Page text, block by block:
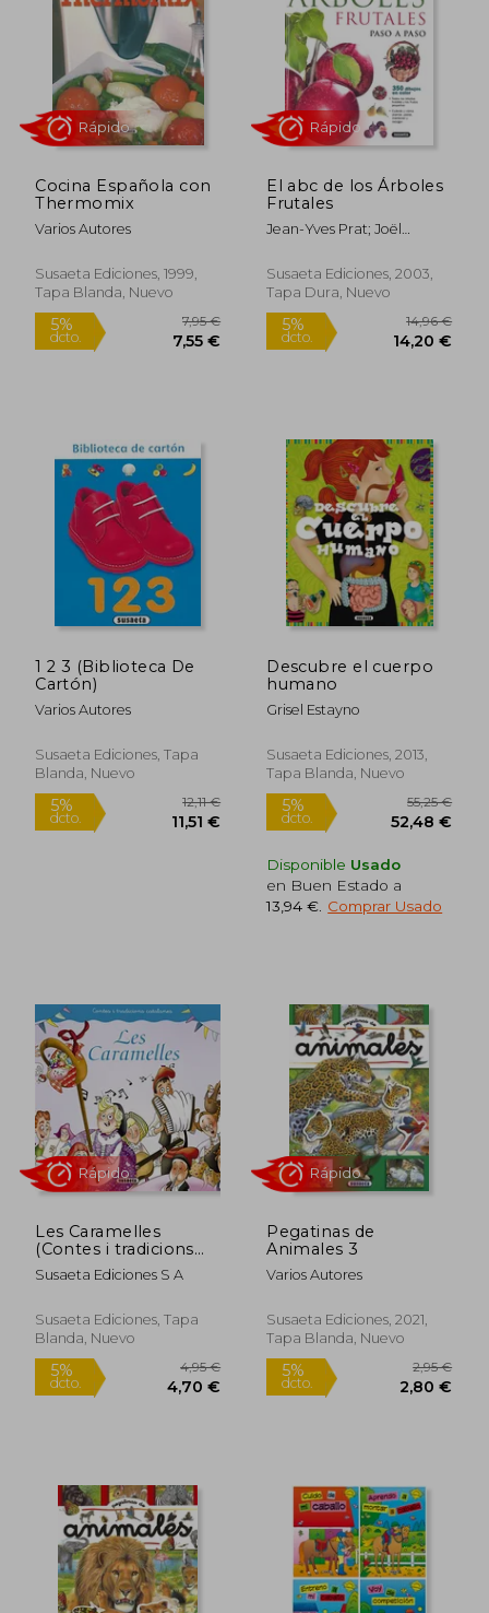
27,79 €
5%
dcto.
Cocina Española con
Thermomix
Varios Autores
Susaeta Ediciones, 1999,
Tapa Blanda, Nuevo
dcto. 7,55 €
El abc de los Árboles
Frutales
Jean-Yves Prat; Joël
Susaeta Ediciones, 2003,
Tapa Dura, Nuevo
5%
dcto.
1 2 3 (Biblioteca De
Cartón)
Varios Autores
Susaeta Ediciones, Tapa
Blanda, Nuevo
5%
dcto.
12,11 €
11,51 €
Descubre el cuerpo
humano
Grisel Estayno
Susaeta Ediciones, 2013,
Tapa Blanda, Nuevo
5%
dcto.
Disponible Usado
en Buen Estado a
13,94 € Comprar Usado
Les Caramelles
(Contes i tradicions
catalanes)
Susaeta Ediciones S A
Susaeta Ediciones, Tapa
Blanda, Nuevo
Rápido
Pegatinas de
Animales 3
Varios Autores
Susaeta Ediciones, 2021,
Tapa Blanda, Nuevo
Rápido